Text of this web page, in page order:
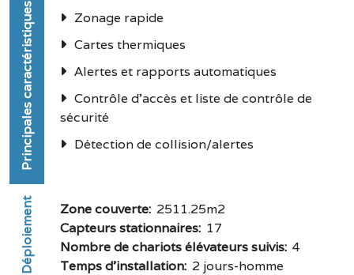
Principales caractéristiques
Zonage rapide
Cartes thermiques
Alertes et rapports automatiques
Contrôle d'accès et liste de contrôle de
sécurité
Détection de collision/alertes
Déploiement Zone couverte: 2511.25m2
Capteurs stationnaires: 17
Nombre de chariots élévateurs suivis: 4
Temps d'installation: 2 jours-homme